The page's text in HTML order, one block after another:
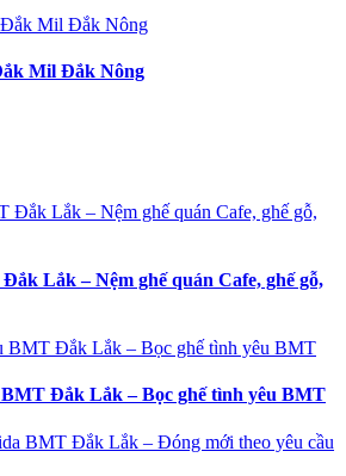
Mil Đắk Nông
Lắk – Nệm ghế quán Cafe, ghế gỗ,
BMT Đắk Lắk – Bọc ghế tình yêu BMT